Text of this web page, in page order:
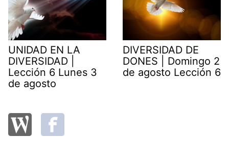
UNIDAD EN LA
DIVERSIDAD |
Lección 6 Lunes 3
de agosto
DIVERSIDAD DE
DONES | Domingo 2
de agosto Lección 6